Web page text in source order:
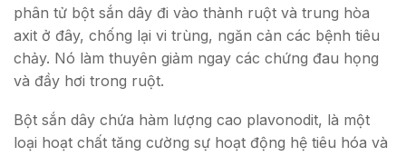
phân tử bột sắn dây đi vào thành ruột và trung hòa
axit ở đây, chống lại vi trùng, ngăn cản các bệnh tiêu
chảy. Nó làm thuyên giảm ngay các chứng đau họng
và đầy hơi trong ruột.
Bột sắn dây chứa hàm lượng cao plavonodit, là một
loại hoạt chất tăng cường sự hoạt động hệ tiêu hóa và